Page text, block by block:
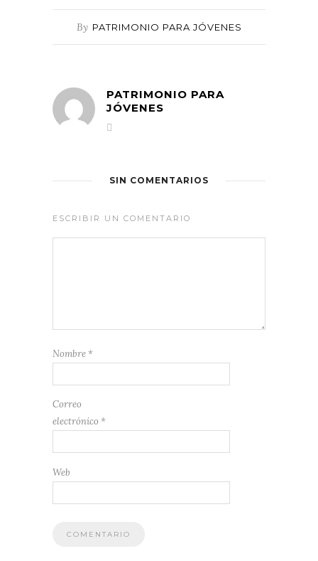
By PATRIMONIO PARA JÓVENES
PATRIMONIO PARA
JÓVENES
SIN COMENTARIOS
ESCRIBIR UN COMENTARIO
Nombre *
Correo
electrónico *
Web